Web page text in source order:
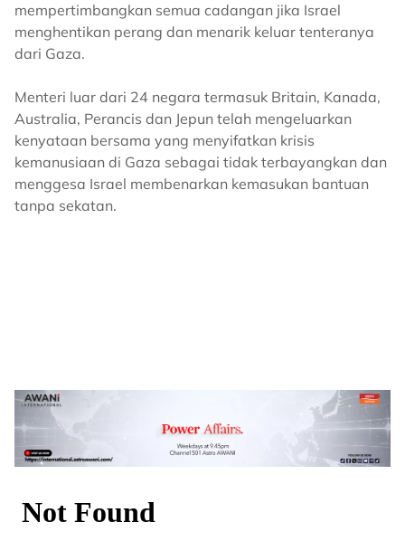
mempertimbangkan semua cadangan jika Israel
menghentikan perang dan menarik keluar tenteranya
dari Gaza.
Menteri luar dari 24 negara termasuk Britain, Kanada,
Australia, Perancis dan Jepun telah mengeluarkan
kenyataan bersama yang menyifatkan krisis
kemanusiaan di Gaza sebagai tidak terbayangkan dan
menggesa Israel membenarkan kemasukan bantuan
tanpa sekatan.